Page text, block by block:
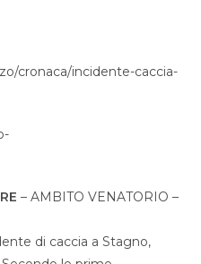
cronaca/incidente-caccia-
– AMBITO VENATORIO –
di caccia a Stagno,